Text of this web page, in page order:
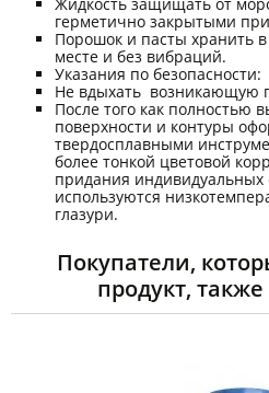
герметично закрытыми
Порошок и пасты хранить
месте и без вибраций.
Указания по безопасности:
Не вдыхать возникающую
После того как полностью
поверхности и контуры
твердосплавными
более тонкой цветовой
придания индивидуальных
используются
глазури.
Покупатели,
продукт,